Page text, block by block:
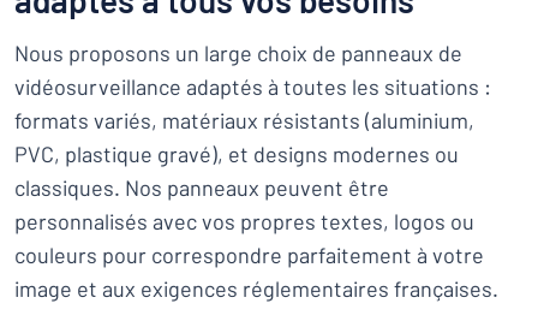
Nous proposons un large choix de panneaux de
vidéosurveillance adaptés à toutes les situations :
formats variés, matériaux résistants (aluminium,
PVC, plastique gravé), et designs modernes ou
classiques. Nos panneaux peuvent être
personnalisés avec vos propres textes, logos ou
couleurs pour correspondre parfaitement à votre
image et aux exigences réglementaires françaises.